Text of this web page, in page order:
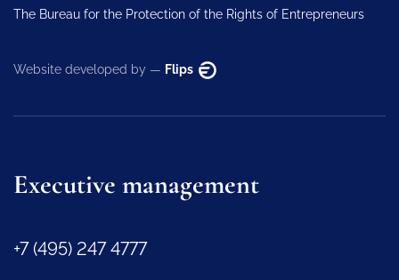
The Bureau for the Protection of the Rights of Entrepreneurs
Website developed by — Flips
Executive management
+7 (495) 247 4777